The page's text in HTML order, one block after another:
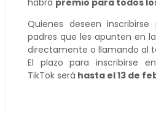
habrá premio para todos
Quienes deseen
padres que les apunten en la
directamente o llamando al
El plazo para inscribirse
TikTok será hasta el 13 de